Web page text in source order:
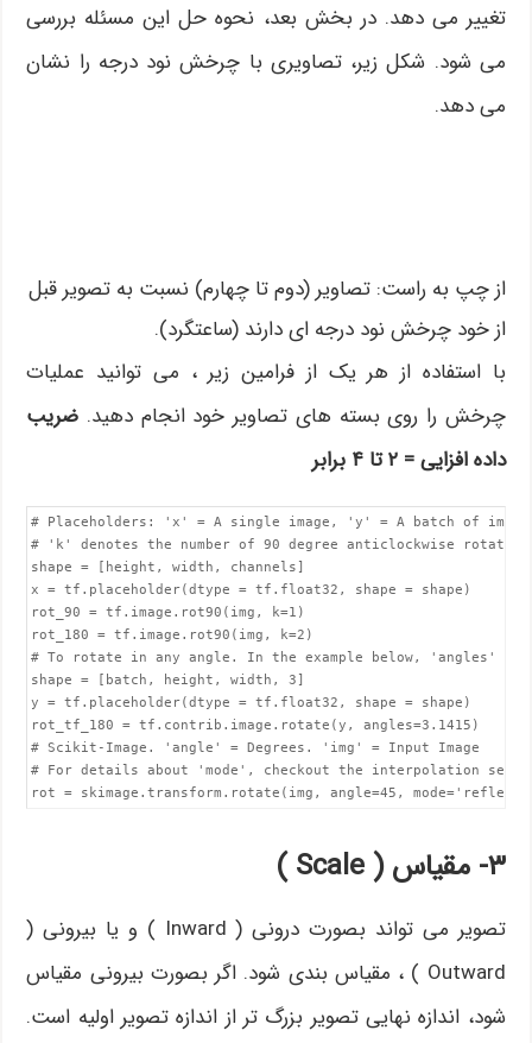
تغییر می دهد. در بخش بعد، نحوه حل این مسئله بررسی
می شود. شکل زیر، تصاویری با چرخش نود درجه را نشان
می دهد.
از چپ به راست: تصاویر (دوم تا چهارم) نسبت به تصویر قبل
از خود چرخش نود درجه ای دارند (ساعتگرد).
با استفاده از هر یک از فرامین زیر ، می توانید عملیات
چرخش را روی بسته های تصاویر خود انجام دهید. ضریب
داده افزایی = ۲ تا ۴ برابر
# Placeholders: 'x' = A single image, 'y' = A batch of
# 'k' denotes the number of 90 degree anticlockwise
shape = [height, width, channels]
x = tf.placeholder(dtype = tf.float32, shape = shape)
rot_90 = tf.image.rot90(img, k=1)
rot_180 = tf.image.rot90(img, k=2)
# To rotate in any angle. In the example below, 'angles' is
shape = [batch, height, width, 3]
y = tf.placeholder(dtype = tf.float32, shape = shape)
rot_tf_180 = tf.contrib.image.rotate(y, angles=3.1415)
# Scikit-Image. 'angle' = Degrees. 'img' = Input Image
# For details about 'mode', checkout the interpolation
۳- مقیاس ( Scale )
تصویر می تواند بصورت درونی ( Inward ) و یا بیرونی (
Outward ) ، مقیاس بندی شود. اگر بصورت بیرونی مقیاس
شود، اندازه نهایی تصویر بزرگ تر از اندازه تصویر اولیه است.